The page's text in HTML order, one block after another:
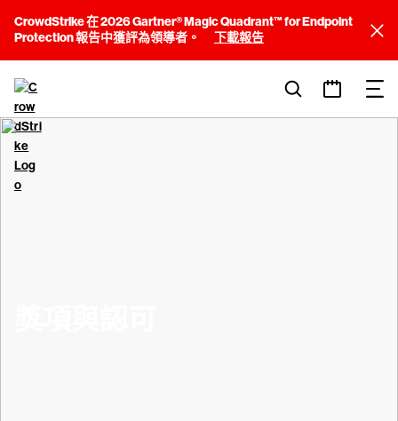
CrowdStrike 在 2026 Gartner® Magic Quadrant™ for Endpoint
Protection 報告中獲評為領導者。
下載報告